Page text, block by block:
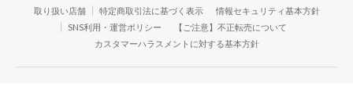
取り扱い店舗
特定商取引法に基づく表示
情報セキュリティ基本方針
SNS利用・運営ポリシー
【ご注意】不正転売について
カスタマーハラスメントに対する基本方針